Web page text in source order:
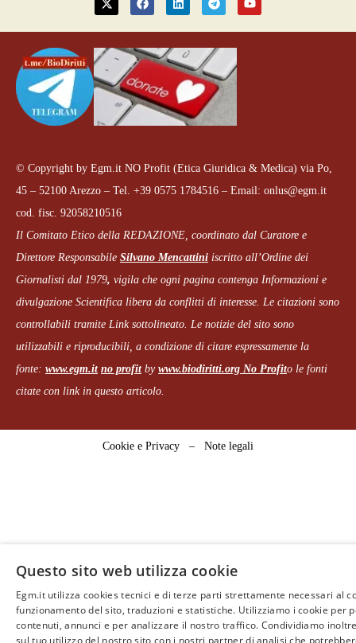
© Copyright by Egm.it NO Profit (Etica Giuridica & Medica) via Po,
45 – 52100 Arezzo – Tel. +39 0575 1784516 – Email: onlus@egm.it
cod. fisc. 92058210516
Il Comitato Etico della REDAZIONE, coordinato dal Curatore e
Direttore Responsabile Silvano Mencattini iscritto all’Ordine dei
Giornalisti dal 1979, vigila che ogni pagina contenga Informazioni e
divulgazione Scientifica libera da conflitti di interesse. Le citazioni sono
controllabili tramite Link sottolineato. Le notizie del sito sono
utilizzabili e riproducibili, a condizione di citare espressamente la
fonte: www.egm.it no profitby www.biodiritti.org No Profito le fonti
citate con link in questo articolo.
Cookie e Privacy – Note legali
Questo sito web utilizza cookie
Egm.it utilizza cookies tecnici e di terze parti strettamente necessari al
funzionamento del sito, traduzioni e statistiche. Utilizziamo i cookie per
contenuti, annunci e per analizzare il nostro traffico. Condividiamo
sul tuo utilizzo del nostro sito con i nostri partner di analisi che